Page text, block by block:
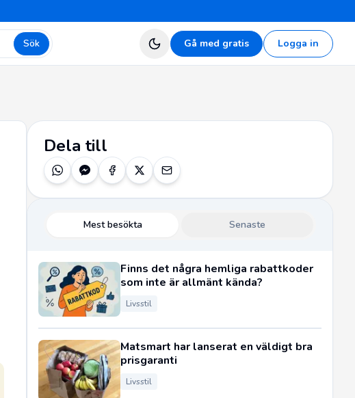
Sök Gå med gratis Logga in
Dela till
Mest besökta Senaste
Finns det några hemliga rabattkoder
som inte är allmänt kända?
Livsstil
Matsmart har lanserat en väldigt bra
prisgaranti
Livsstil